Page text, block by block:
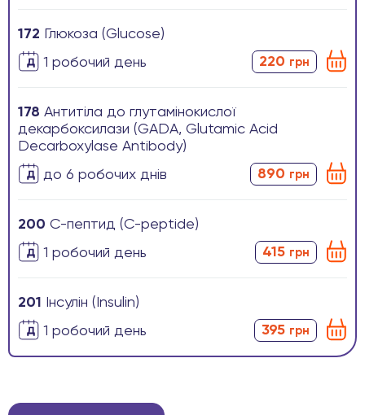
172 Глюкоза (Glucose)
1 робочиӣ день
220 грн
178 Антитіла до глутамінокислої
декарбоксилази (GADА, Glutamic Acid
Decarboxylase Antibody)
до 6 робочих днів
890 грн
200 С-пептид (C-peptide)
1 робочиӣ день
415 грн
201
Інсулін (Insulin)
1 робочиӣ день
395 грн